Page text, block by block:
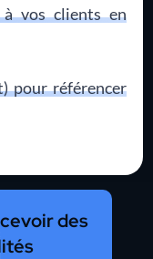
vos clients en
pour référencer
des